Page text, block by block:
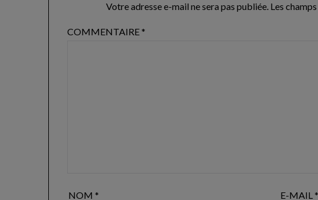
Votre adresse e-mail ne sera pas publiée. Les
COMMENTAIRE *
NOM * E-MAIL *